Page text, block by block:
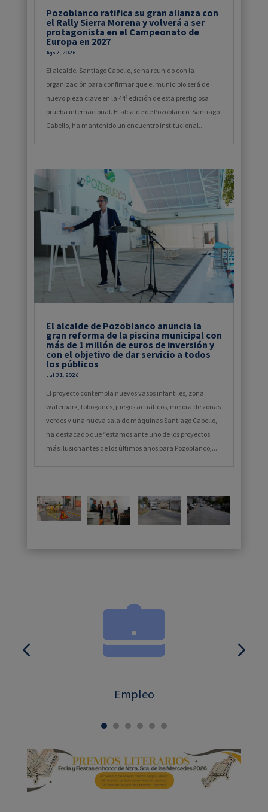
Pozoblanco ratifica su gran alianza con
el Rally Sierra Morena y volverá a ser
protagonista en el Campeonato de
Europa en 2027
Ago 7, 2026
El alcalde, Santiago Cabello, se ha reunido con la
organización para confirmar que el municipio será de
nuevo pieza clave en la 44ª edición de esta prestigiosa
prueba internacional. El alcalde de Pozoblanco, Santiago
Cabello, ha mantenido un encuentro institucional...
El alcalde de Pozoblanco anuncia la
gran reforma de la piscina municipal con
más de 1 millón de euros de inversión y
con el objetivo de dar servicio a todos
los públicos
Jul 31, 2026
El proyecto contempla nuevos vasos infantiles, zona
waterpark, toboganes, juegos acuáticos, mejora de zonas
verdes y una nueva sala de máquinas Santiago Cabello,
ha destacado que “estamos ante uno de los proyectos
más ilusionantes de los últimos años para Pozoblanco,...
Empleo